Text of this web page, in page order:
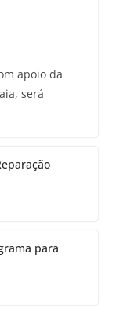
apoio da
será
para